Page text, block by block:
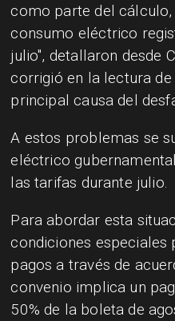
como parte del cálculo,
consumo eléctrico
julio", detallaron desde
corrigió en la lectura
principal causa del
A estos problemas se
eléctrico
las tarifas durante julio.
Para abordar esta
condiciones especiales
pagos a través de
convenio implica un
50% de la boleta de